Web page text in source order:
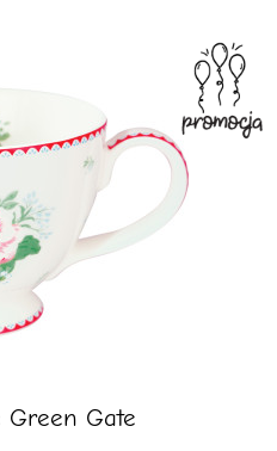
Green Gate